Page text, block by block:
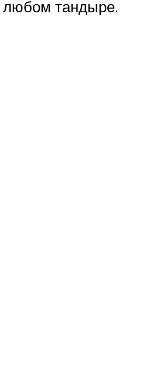
любом тандыре.